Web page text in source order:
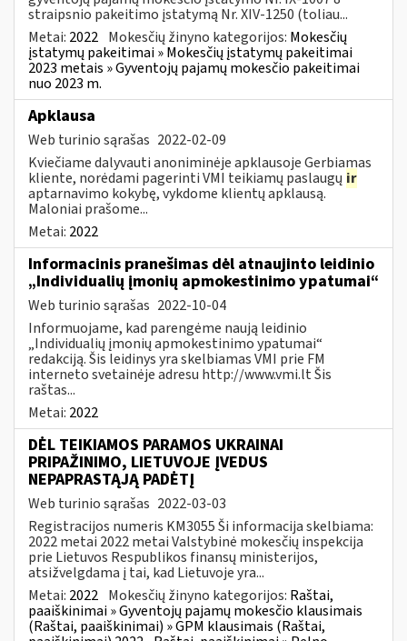
straipsnio pakeitimo įstatymą Nr. XIV-1250 (toliau...
Metai: 2022 Mokesčių žinyno kategorijos: Mokesčių
įstatymų pakeitimai » Mokesčių įstatymų pakeitimai
2023 metais » Gyventojų pajamų mokesčio pakeitimai
nuo 2023 m.
Apklausa
Web turinio sąrašas 2022-02-09
Kviečiame dalyvauti anoniminėje apklausoje Gerbiamas
kliente, norėdami pagerinti VMI teikiamų paslaugų ir
aptarnavimo kokybę, vykdome klientų apklausą.
Maloniai prašome...
Metai: 2022
Informacinis pranešimas dėl atnaujinto leidinio
„Individualių įmonių apmokestinimo ypatumai“
Web turinio sąrašas 2022-10-04
Informuojame, kad parengėme naują leidinio
„Individualių įmonių apmokestinimo ypatumai“
redakciją. Šis leidinys yra skelbiamas VMI prie FM
interneto svetainėje adresu http://www.vmi.lt Šis
raštas...
Metai: 2022
DĖL TEIKIAMOS PARAMOS UKRAINAI
PRIPAŽINIMO, LIETUVOJE ĮVEDUS
NEPAPRASTĄJĄ PADĖTĮ
Web turinio sąrašas 2022-03-03
Registracijos numeris KM3055 Ši informacija skelbiama:
2022 metai 2022 metai Valstybinė mokesčių inspekcija
prie Lietuvos Respublikos finansų ministerijos,
atsižvelgdama į tai, kad Lietuvoje yra...
Metai: 2022 Mokesčių žinyno kategorijos: Raštai,
paaiškinimai » Gyventojų pajamų mokesčio klausimais
(Raštai, paaiškinimai) » GPM klausimais (Raštai,